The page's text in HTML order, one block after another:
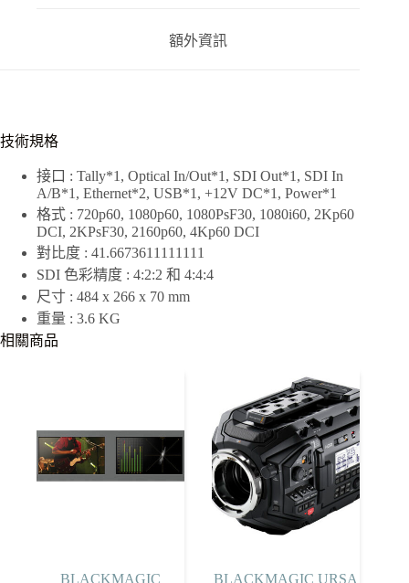
額外資訊
技術規格
接口 : Tally*1, Optical In/Out*1, SDI Out*1, SDI In
A/B*1, Ethernet*2, USB*1, +12V DC*1, Power*1
格式 : 720p60, 1080p60, 1080PsF30, 1080i60, 2Kp60
DCI, 2KPsF30, 2160p60, 4Kp60 DCI
對比度 : 41.6673611111111
SDI 色彩精度 : 4:2:2 和 4:4:4
尺寸 : 484 x 266 x 70 mm
重量 : 3.6 KG
相關商品
BLACKMAGIC
BLACKMAGIC URSA